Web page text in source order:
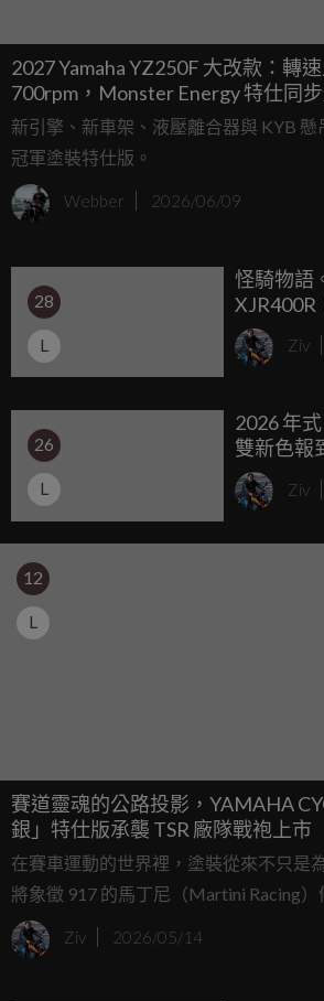
2027 Yamaha YZ250F 大改款：轉
700rpm，Monster Energy 特仕同
新引擎、新車架、液壓離合器與 KYB
冠軍塗裝特仕版。
Webber 2026/06/09
28
L
怪騎物語
XJR400R
響與執念
出最迷人
Ziv
26
L
2026 年
雙新色報
與專屬雙
23.8 萬元
Ziv
12
L
賽道靈魂的公路投影，YAMAHA
銀」特仕版承襲 TSR 廠隊戰袍上市
在賽車運動的世界裡，塗裝從來不只是
將象徵 917 的馬丁尼（Martini Racing）
身上時，那不單是一層烤漆，而是一種
榮耀，等比例縮放至日常街道的儀式感
Ziv 2026/05/14